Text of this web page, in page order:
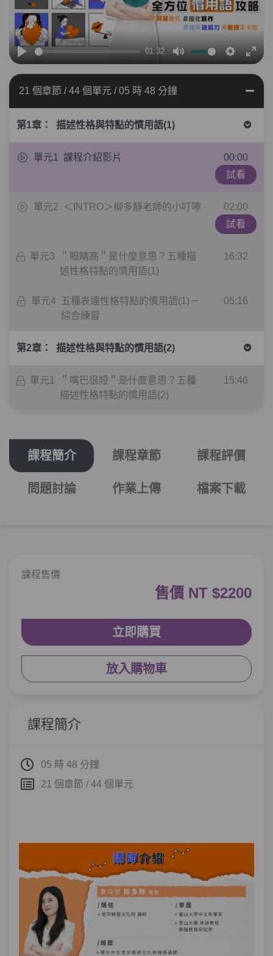
播
01:32
靜
設
全
螢
播
放
21 個章節 /44 個單元 /05 時 48 分鐘
第1章： 描述性格與特點的慣用語(1)
單元1 課程介紹影片
00:00
試看
單元2 ＜INTRO＞柳多靜老師的小叮嚀
02:00
試看
單元3
＂眼睛高＂是什麼意思？五種描
述性格特點的慣用語(1)
16:32
單元4 五種表達性格特點的慣用語(1)－
綜合練習
05:16
第2章： 描述性格與特點的慣用語(2)
單元1
＂嘴巴很短＂是什麼意思？五種
描述性格特點的慣用語(2)
15:46
綜合練習
第3章： 表達情緒的慣用語－悲傷、憤怒
表達情緒的慣用語－喜悅
＂轉動一口氣＂是什麼意思？四
種表達喜悅的慣用語
四種表達喜悅的慣用語－綜合練
05:00
第5章： 表達情緒的慣用語－擔心、煩惱
單元1
＂讓肚子壞掉＂是什麼意思？五
種表達擔心、煩惱的慣用語
表達情緒的慣用語－不安、焦躁
單元1
＂胃燒焦＂是什麼意思？五種表
達不安、焦躁的慣用語
單元2
五種表達不安、焦躁的慣用語－
綜合練習
課程簡介 課程章節 課程評價
問題討論 作業上傳 檔案下載
課程售價
售價 NT $2200
立即購買
放入購物車
課程簡介
05 時 48 分鐘
21 個章節 / 44 個單元